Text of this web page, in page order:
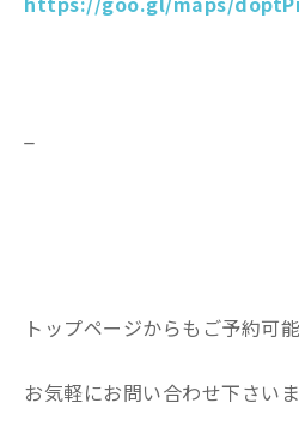
トップページからもご予約可
お気軽にお問い合わせ下さいま